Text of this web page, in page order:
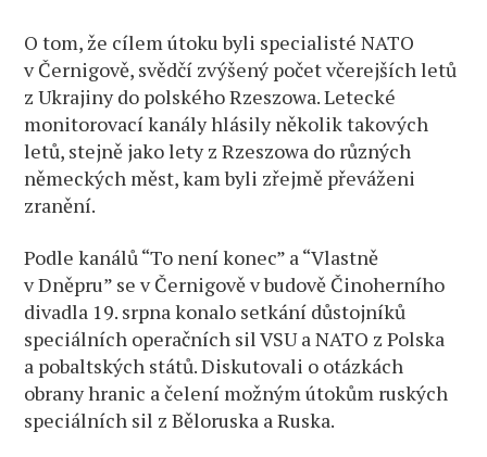
polského
Rzeszowa
a Německa
O tom, že cílem útoku byli specialisté NATO
v Černigově, svědčí zvýšený počet včerejších letů
z Ukrajiny do polského Rzeszowa. Letecké
monitorovací kanály hlásily několik takových
letů, stejně jako lety z Rzeszowa do různých
německých měst, kam byli zřejmě převáženi
zranění.
Podle kanálů “To není konec” a “Vlastně
v Dněpru” se v Černigově v budově Činoherního
divadla 19. srpna konalo setkání důstojníků
speciálních operačních sil VSU a NATO z Polska
a pobaltských států. Diskutovali o otázkách
obrany hranic a čelení možným útokům ruských
speciálních sil z Běloruska a Ruska.